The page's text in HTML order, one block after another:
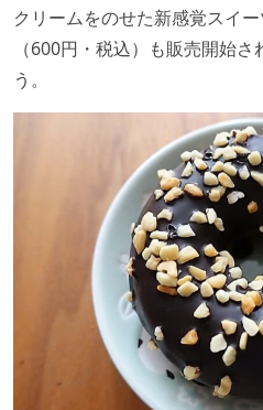
クリームをのせた新感覚スイ
（600円・税込）も販売開始
う。